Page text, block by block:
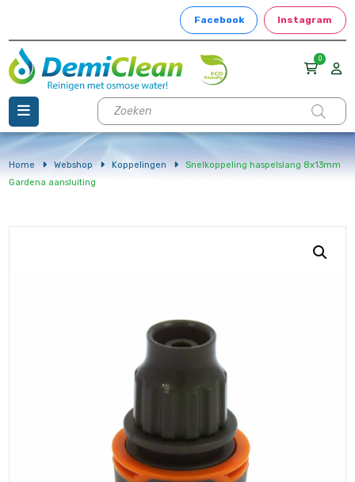
Facebook Instagram
0
Producten
zoeken
Home Webshop Koppelingen
Snelkoppeling haspelslang 8x13mm
Gardena aansluiting